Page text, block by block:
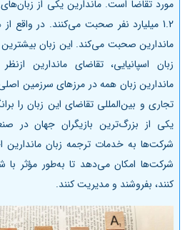
مورد تقاضا است. ماندارین یکی از
1.2 میلیارد نفر صحبت می‌کنند. در
ماندارین صحبت می‌کند. این زبان
زبان اسپانیایی، تقاضای ماندارین
ماندارین زبان همه در مرزهای سرزمین
تجاری و بین‌المللی تقاضای این زبان را
یکی از بزرگ‌ترین بازیگران جهان در
شرکت‌ها به خدمات ترجمه زبان ماندارین
شرکت‌ها امکان می‌دهد تا به‌طور مؤثر با
کنند، بفروشند و مدیریت کنند.